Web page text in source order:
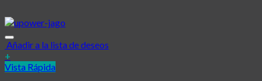
Añadir a la lista de deseos
+
Vista Rápida